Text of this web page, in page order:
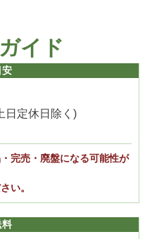
イド
安
日定休日除く)
完売・廃盤になる可能性が
い。
料